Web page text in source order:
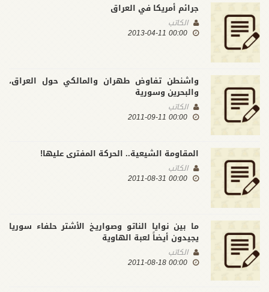
جرائم أمريكا في العراق
الكاتب
00:00 2013-04-11
واشنطن تفاوض طهران والمالكي حول العراق،
والبحرين وسورية
الكاتب
00:00 2011-09-11
المقاومة الشيعية.. الحركة المفترى عليها!
الكاتب
00:00 2011-08-31
ما بين نوايا الناتو وصواريـخ الأشتر حلفاء سوريا
يجيدون أيضاً لعبة الهاوية
الكاتب
00:00 2011-08-18